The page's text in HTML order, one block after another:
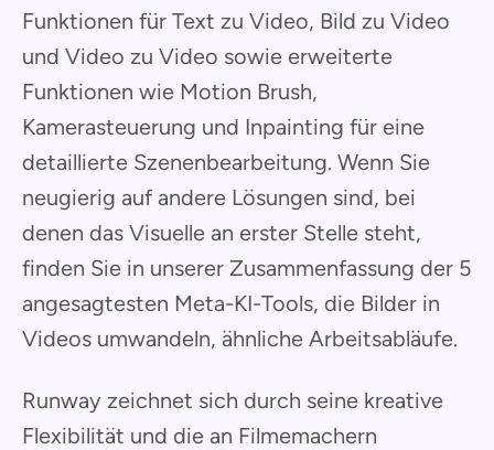
Funktionen für Text zu Video, Bild zu Video
und Video zu Video sowie erweiterte
Funktionen wie Motion Brush,
Kamerasteuerung und Inpainting für eine
detaillierte Szenenbearbeitung. Wenn Sie
neugierig auf andere Lösungen sind, bei
denen das Visuelle an erster Stelle steht,
finden Sie in unserer Zusammenfassung der 5
angesagtesten Meta-KI-Tools, die Bilder in
Videos umwandeln, ähnliche Arbeitsabläufe.
Runway zeichnet sich durch seine kreative
Flexibilität und die an Filmemachern